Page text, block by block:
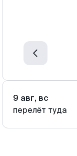
9 авг, вс
перелёт туда